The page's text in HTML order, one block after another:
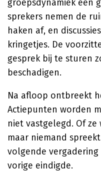
groepsdynamiek een
sprekers nemen de
haken af, en
kringetjes. De
gesprek bij te sturen
beschadigen.
Na afloop ontbreekt
Actiepunten worden
niet vastgelegd. Of
maar niemand
volgende
vorige eindigde.